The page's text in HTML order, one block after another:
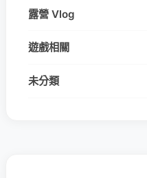
露營 Vlog
遊戲相關
未分類